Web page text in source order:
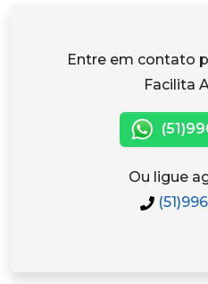
Entre em contato
Facilita
Ou ligue